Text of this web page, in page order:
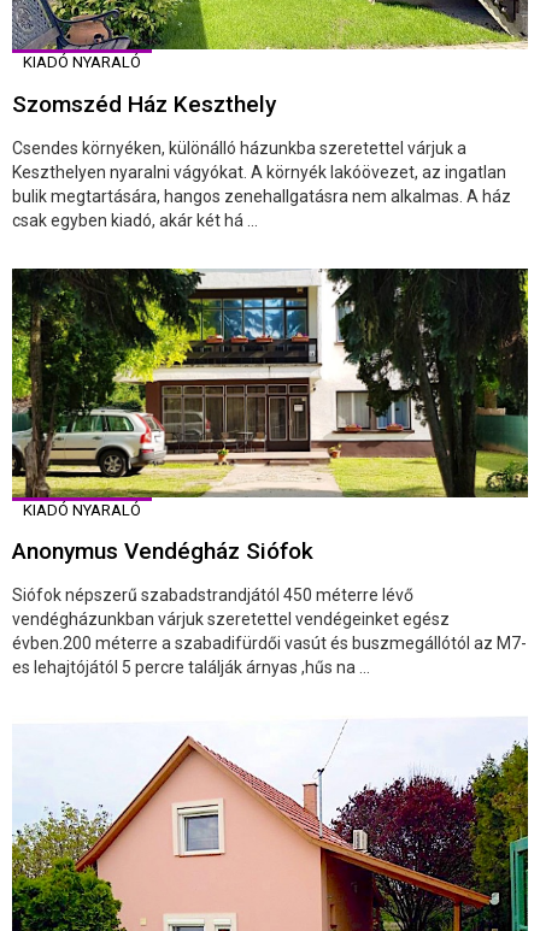
KIADÓ NYARALÓ
Szomszéd Ház Keszthely
Csendes környéken, különálló házunkba szeretettel várjuk a
Keszthelyen nyaralni vágyókat. A környék lakóövezet, az ingatlan
bulik megtartására, hangos zenehallgatásra nem alkalmas. A ház
csak egyben kiadó, akár két há ...
KIADÓ NYARALÓ
Anonymus Vendégház Siófok
Siófok népszerű szabadstrandjától 450 méterre lévő
vendégházunkban várjuk szeretettel vendégeinket egész
évben.200 méterre a szabadifürdői vasút és buszmegállótól az M7-
es lehajtójától 5 percre találják árnyas ,hűs na ...